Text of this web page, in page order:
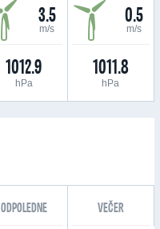
3.5
m/s
1012.9
hPa
0.5
m/s
1011.8
hPa
ODPOLEDNE VEČER